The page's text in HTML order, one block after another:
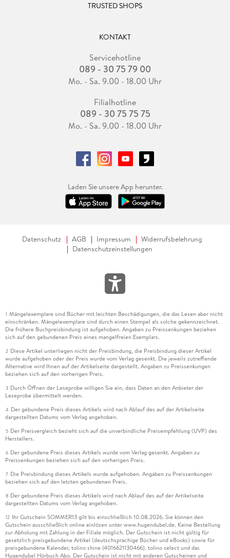
TRUSTED SHOPS
KONTAKT
Servicehotline
089 - 30 75 79 00
Mo. - Sa. 9.00 - 18.00 Uhr
Filialhotline
089 - 30 75 75 75
Mo. - Sa. 9.00 - 18.00 Uhr
Laden Sie unsere App herunter.
Datenschutz AGB Impressum
Widerrufsbelehrung
Datenschutzeinstellungen
1 Mängelexemplare sind Bücher mit leichten Beschädigungen, die das Lesen aber nicht
einschränken. Mängelexemplare sind durch einen Stempel als solche gekennzeichnet.
Die frühere Buchpreisbindung ist aufgehoben. Angaben zu Preissenkungen beziehen
sich auf den gebundenen Preis eines mangelfreien Exemplars.
2 Diese Artikel unterliegen nicht der Preisbindung, die Preisbindung dieser Artikel
wurde aufgehoben oder der Preis wurde vom Verlag gesenkt. Die jeweils zutreffende
Alternative wird Ihnen auf der Artikelseite dargestellt. Angaben zu Preissenkungen
beziehen sich auf den vorherigen Preis.
3 Durch Öffnen der Leseprobe willigen Sie ein, dass Daten an den Anbieter der
Leseprobe übermittelt werden.
4 Der gebundene Preis dieses Artikels wird nach Ablauf des auf der Artikelseite
dargestellten Datums vom Verlag angehoben.
5 Der Preisvergleich bezieht sich auf die unverbindliche Preisempfehlung (UVP) des
Herstellers.
6 Der gebundene Preis dieses Artikels wurde vom Verlag gesenkt. Angaben zu
Preissenkungen beziehen sich auf den vorherigen Preis.
7 Die Preisbindung dieses Artikels wurde aufgehoben. Angaben zu Preissenkungen
beziehen sich auf den letzten gebundenen Preis.
8 Der gebundene Preis dieses Artikels wird nach Ablauf des auf der Artikelseite
dargestellten Datums vom Verlag angehoben.
12 Ihr Gutschein SOMMER13 gilt bis einschließlich 10.08.2026. Sie können den
Gutschein ausschließlich online einlösen unter www.hugendubel.de. Keine Bestellung
zur Abholung mit Zahlung in der Filiale möglich. Der Gutschein ist nicht gültig für
gesetzlich preisgebundene Artikel (deutschsprachige Bücher und eBooks) sowie für
preisgebundene Kalender, tolino shine (4016621130466), tolino select und das
Hugendubel Hörbuch Abo. Der Gutschein ist nicht mit anderen Gutscheinen und